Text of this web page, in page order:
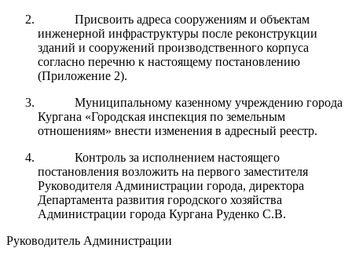
Присвоить адреса сооружениям и объектам
инженерной инфраструктуры после реконструкции
зданий и сооружений производственного корпуса
согласно перечню к настоящему постановлению
(Приложение 2).
Муниципальному казенному учреждению города
Кургана «Городская инспекция по земельным
отношениям» внести изменения в адресный реестр.
Контроль за исполнением настоящего
постановления возложить на первого заместителя
Руководителя Администрации города, директора
Департамента развития городского хозяйства
Администрации города Кургана Руденко С.В.
Руководитель Администрации